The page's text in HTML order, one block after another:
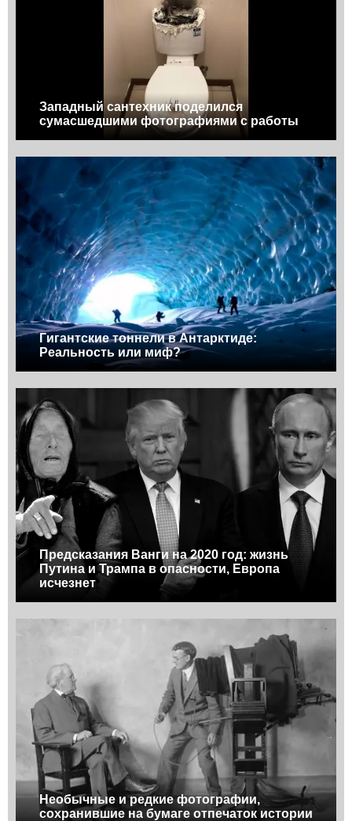
Западный сантехник поделился
сумасшедшими фотографиями с работы
Гигантские тоннели в Антарктиде:
Реальность или миф?
Предсказания Ванги на 2020 год: жизнь
Путина и Трампа в опасности, Европа
исчезнет
Необычные и редкие фотографии,
сохранившие на бумаге отпечаток истории